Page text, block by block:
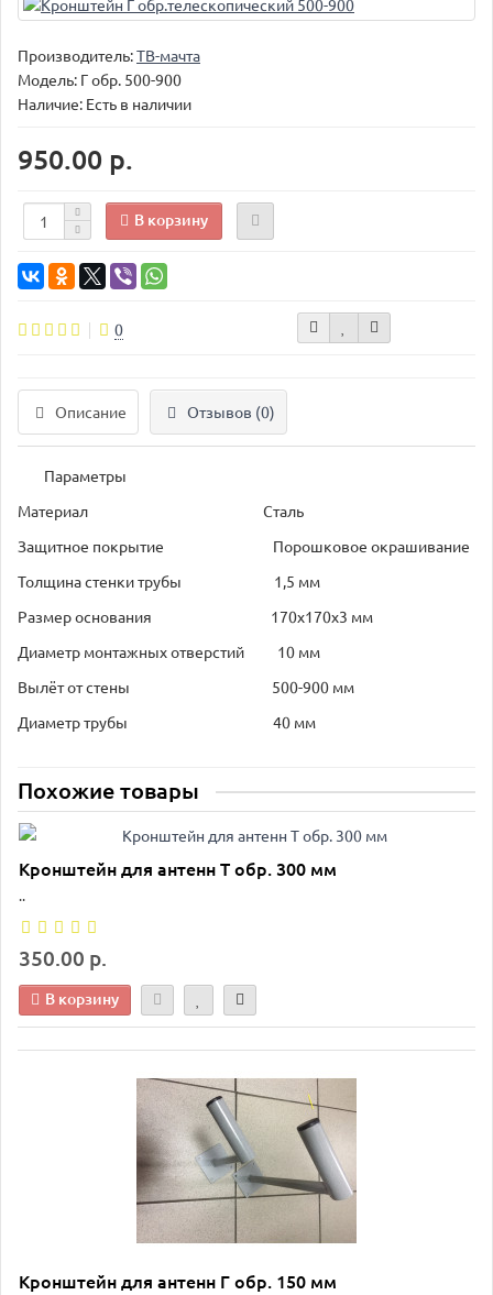
Производитель:ТВ-мачта
Модель: Г обр. 500-900
Наличие: Есть в наличии
950.00 р.
В корзину
0
Описание Отзывов (0)
Параметры
Материал Сталь
Защитное покрытие Порошковое окрашивание
Толщина стенки трубы 1,5 мм
Размер основания 170х170х3 мм
Диаметр монтажных отверстий 10 мм
Вылёт от стены 500-900 мм
Диаметр трубы 40 мм
Похожие товары
Кронштейн для антенн Т обр. 300 мм
..
350.00 р.
В корзину
Кронштейн для антенн Г обр. 150 мм